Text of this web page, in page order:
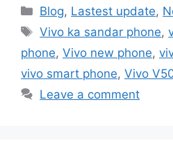
Categories
Blog, Lastest update,
Tags
Vivo ka sandar phone,
phone, Vivo new phone,
vivo smart phone, Vivo
Leave a comment